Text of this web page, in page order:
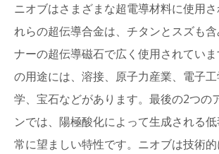
ニオブはさまざまな超電導材料に使用
れらの超伝導合金は、チタンとスズも
ナーの超伝導磁石で広く使用されてい
の用途には、溶接、原子力産業、電子
学、宝石などがあります。最後の2つの
ンでは、陽極酸化によって生成される
常に望ましい特性です。ニオブは技術